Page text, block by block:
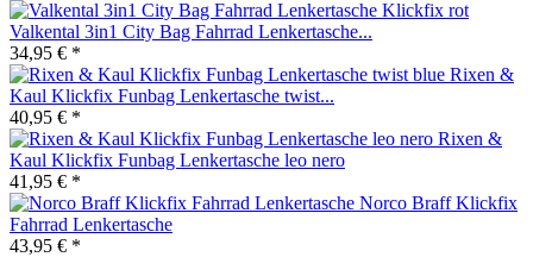
Valkental 3in1 City Bag Fahrrad Lenkertasche...
34,95 € *
Rixen &
Kaul Klickfix Funbag Lenkertasche twist...
40,95 € *
Rixen &
Kaul Klickfix Funbag Lenkertasche leo nero
41,95 € *
Norco Braff Klickfix
Fahrrad Lenkertasche
43,95 € *